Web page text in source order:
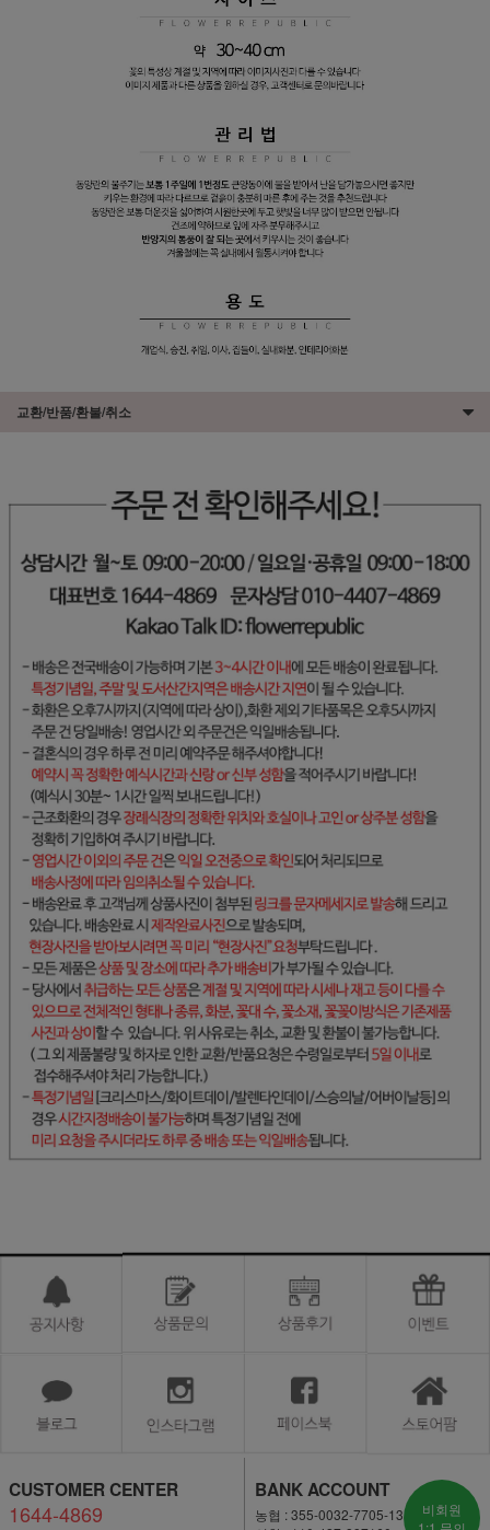
교환/반품/환불/취소
CUSTOMER CENTER
1644-4869
BANK ACCOUNT
농협 : 355-0032-7705-13
비회원